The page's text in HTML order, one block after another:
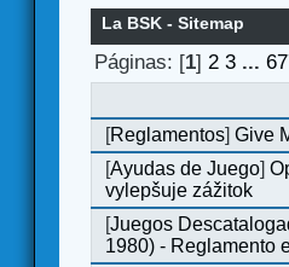
La BSK - Sitemap
Páginas: [1]2 3 ...
[Reglamentos]Give
[Ayudas de Juego]
vylepšuje zážitok
[Juegos
1980) - Reglamento